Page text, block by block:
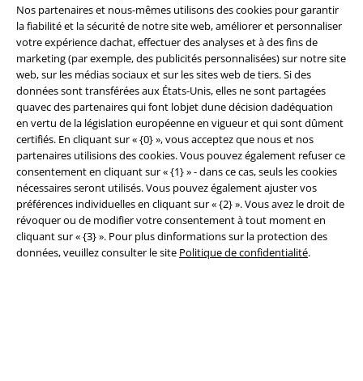
Nos partenaires et nous-mêmes utilisons des cookies pour garantir
la fiabilité et la sécurité de notre site web, améliorer et personnaliser
votre expérience dachat, effectuer des analyses et à des fins de
marketing (par exemple, des publicités personnalisées) sur notre site
web, sur les médias sociaux et sur les sites web de tiers. Si des
données sont transférées aux États-Unis, elles ne sont partagées
quavec des partenaires qui font lobjet dune décision dadéquation
en vertu de la législation européenne en vigueur et qui sont dûment
certifiés. En cliquant sur « {0} », vous acceptez que nous et nos
partenaires utilisions des cookies. Vous pouvez également refuser ce
consentement en cliquant sur « {1} » - dans ce cas, seuls les cookies
nécessaires seront utilisés. Vous pouvez également ajuster vos
préférences individuelles en cliquant sur « {2} ». Vous avez le droit de
révoquer ou de modifier votre consentement à tout moment en
cliquant sur « {3} ». Pour plus dinformations sur la protection des
données, veuillez consulter le site Politique de confidentialité.
Légal
Conditions générales
Éditeur
Clauses de confidentialité
Élimination des déchets et protection de l'environnement